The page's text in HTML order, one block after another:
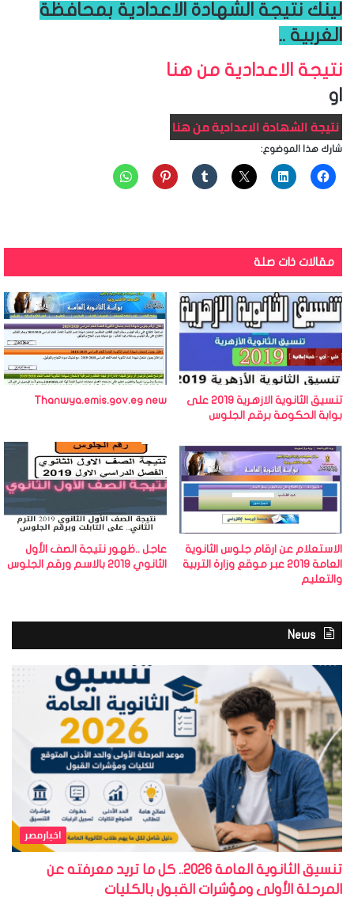
لينك نتيجة الشهادة الاعدادية بمحافظة
الغربية ..
نتيجة الاعدادية من هنا
او
نتيجة الشهادة الاعدادية من هنا
شارك هذا الموضوع:
مقالات ذات صلة
تنسيق الثانوية الازهرية 2019 على
بوابة الحكومة برقم الجلوس
Thanwya.emis.gov.eg new
الاستعلام عن ارقام جلوس الثانوية
العامة 2019 عبر موقع وزارة التربية
والتعليم
عاجل ..ظهور نتيجة الصف الأول
الثانوي 2019 بالاسم ورقم الجلوس
News
اخبارمصر
تنسيق الثانوية العامة 2026.. كل ما تريد معرفته عن
المرحلة الأولى ومؤشرات القبول بالكليات